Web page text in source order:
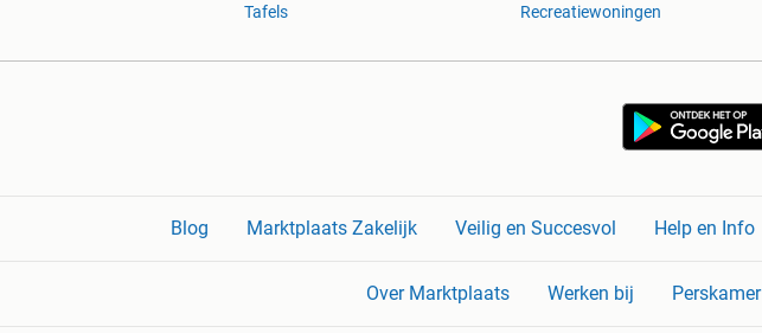
Tafels
Recreatiewoningen
Blog Marktplaats Zakelijk Veilig en Succesvol Help en Info
Over Marktplaats Werken bij Perskamer